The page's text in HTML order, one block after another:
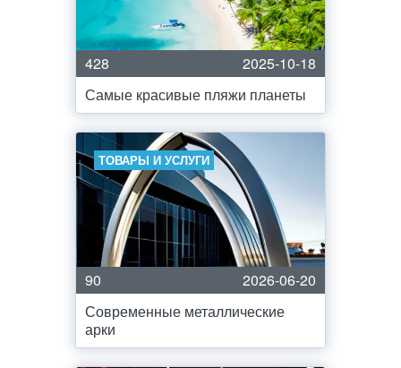
428
2025-10-18
Самые красивые пляжи планеты
ТОВАРЫ И УСЛУГИ
90
2026-06-20
Современные металлические
арки